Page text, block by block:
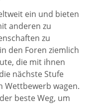
ein und bieten
anderen zu
zu
den Foren ziemlich
die mit ihnen
nächste Stufe
Wettbewerb wagen.
beste Weg, um